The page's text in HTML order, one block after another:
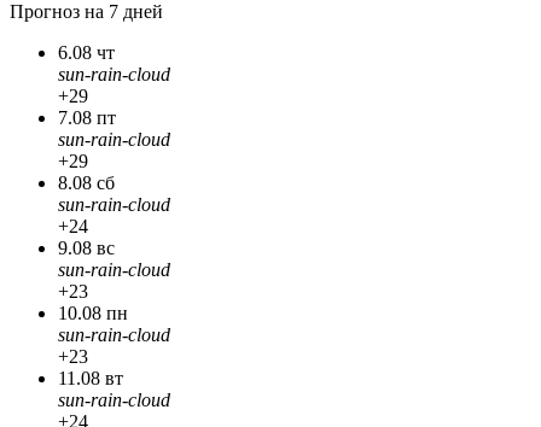
Прогноз на 7 дней
6.08 чт
sun-rain-cloud
+29
7.08 пт
sun-rain-cloud
+29
8.08 сб
sun-rain-cloud
+24
9.08 вс
sun-rain-cloud
+23
10.08 пн
sun-rain-cloud
+23
11.08 вт
sun-rain-cloud
+24